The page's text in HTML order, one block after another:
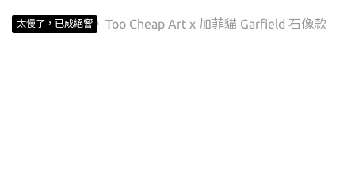
太慢了，已成絕響